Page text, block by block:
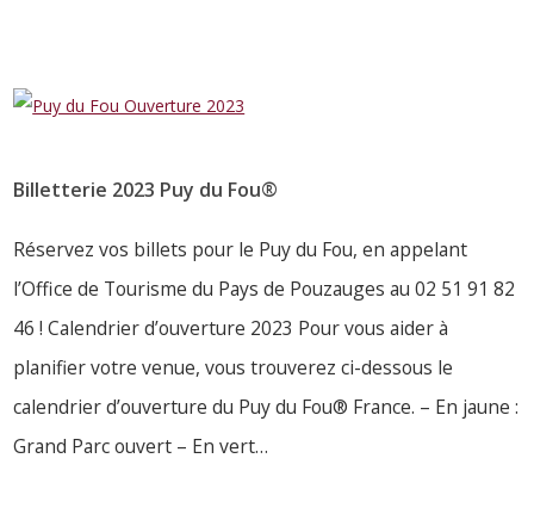
Billetterie 2023 Puy du Fou®
Réservez vos billets pour le Puy du Fou, en appelant
l’Office de Tourisme du Pays de Pouzauges au 02 51 91 82
46 ! Calendrier d’ouverture 2023 Pour vous aider à
planifier votre venue, vous trouverez ci-dessous le
calendrier d’ouverture du Puy du Fou® France. – En jaune :
Grand Parc ouvert – En vert…